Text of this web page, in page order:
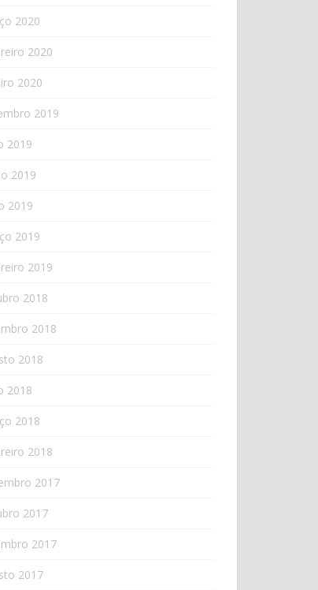
2020
2020
2020
2019
2019
2019
2019
2019
2019
2018
2018
2018
2018
2018
2018
2017
2017
2017
2017